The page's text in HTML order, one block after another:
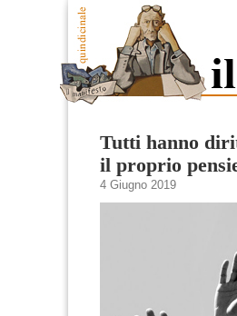
Tutti hanno
il proprio
4 Giugno 2019